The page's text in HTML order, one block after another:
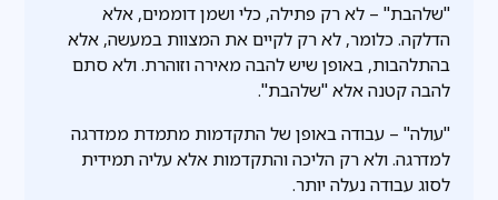
"שלהבת" – לא רק פתילה, כלי ושמן דוממים, אלא
הדלקה. כלומר, לא רק לקיים את המצוות במעשה, אלא
בהתלהבות, באופן שיש להבה מאירה וזוהרת. ולא סתם
להבה קטנה אלא "שלהבת".
"עולה" – עבודה באופן של התקדמות מתמדת ממדרגה
למדרגה. ולא רק הליכה והתקדמות אלא עליה תמידית
לסוג עבודה נעלה יותר.